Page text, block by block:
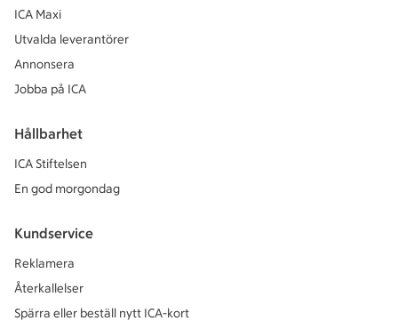
ICA Maxi
Utvalda leverantörer
Annonsera
Jobba på ICA
Hållbarhet
ICA Stiftelsen
En god morgondag
Kundservice
Reklamera
Återkallelser
Spärra eller beställ nytt ICA-kort